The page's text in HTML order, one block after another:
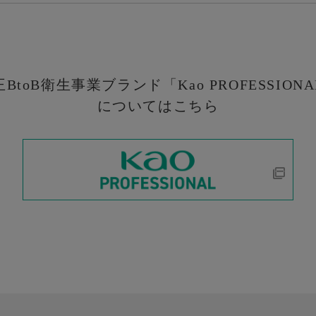
BtoB衛生事業ブランド
「Kao
についてはこちら